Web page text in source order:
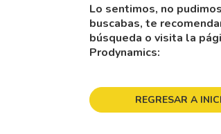
Lo sentimos, no
buscabas, te
búsqueda o visita la
Prodynamics:
REGRESAR A